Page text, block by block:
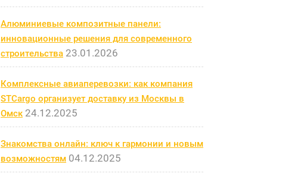
Алюминиевые композитные панели:
инновационные решения для современного
строительства 23.01.2026
Комплексные авиаперевозки: как компания
STCargo организует доставку из Москвы в
Омск 24.12.2025
Знакомства онлайн: ключ к гармонии и новым
возможностям 04.12.2025